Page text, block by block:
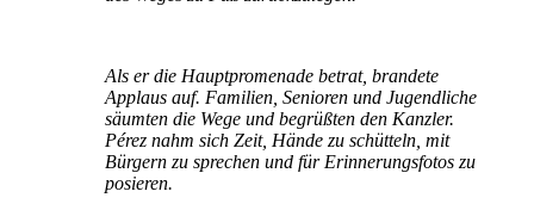
Als er die Hauptpromenade betrat, brandete
Applaus auf. Familien, Senioren und Jugendliche
säumten die Wege und begrüßten den Kanzler.
Pérez nahm sich Zeit, Hände zu schütteln, mit
Bürgern zu sprechen und für Erinnerungsfotos zu
posieren.